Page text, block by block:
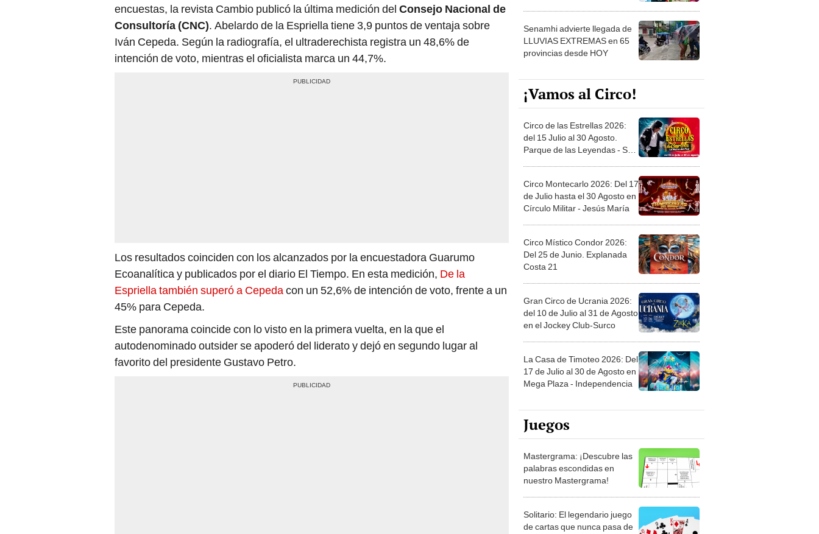
encuestas, la revista Cambio publicó la última medición del Consejo Nacional de
Consultoría (CNC). Abelardo de la Espriella tiene 3,9 puntos de ventaja sobre
Iván Cepeda. Según la radiografía, el ultraderechista registra un 48,6% de
intención de voto, mientras el oficialista marca un 44,7%.
Los resultados coinciden con los alcanzados por la encuestadora Guarumo
Ecoanalítica y publicados por el diario El Tiempo. En esta medición, De la
Espriella también superó a Cepedacon un 52,6% de intención de voto, frente a un
45% para Cepeda.
Este panorama coincide con lo visto en la primera vuelta, en la que el
autodenominado outsider se apoderó del liderato y dejó en segundo lugar al
favorito del presidente Gustavo Petro.
Senamhi advierte llegada de
LLUVIAS EXTREMAS en 65
provincias desde HOY
¡Vamos al Circo!
Circo de las Estrellas 2026:
del 15 Julio al 30 Agosto.
Parque de las Leyendas - San
Circo Montecarlo 2026: Del 17
de Julio hasta el 30 Agosto en
Círculo Militar - Jesús María
Circo Místico Condor 2026:
Del 25 de Junio. Explanada
Costa 21
Gran Circo de Ucrania 2026:
del 10 de Julio al 31 de Agosto
en el Jockey Club-Surco
La Casa de Timoteo 2026: Del
17 de Julio al 30 de Agosto en
Mega Plaza - Independencia
Juegos
Mastergrama: ¡Descubre las
palabras escondidas en
nuestro Mastergrama!
Solitario: El legendario juego
de cartas que nunca pasa de